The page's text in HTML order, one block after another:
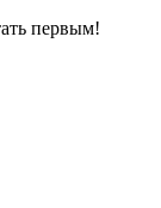
первым!